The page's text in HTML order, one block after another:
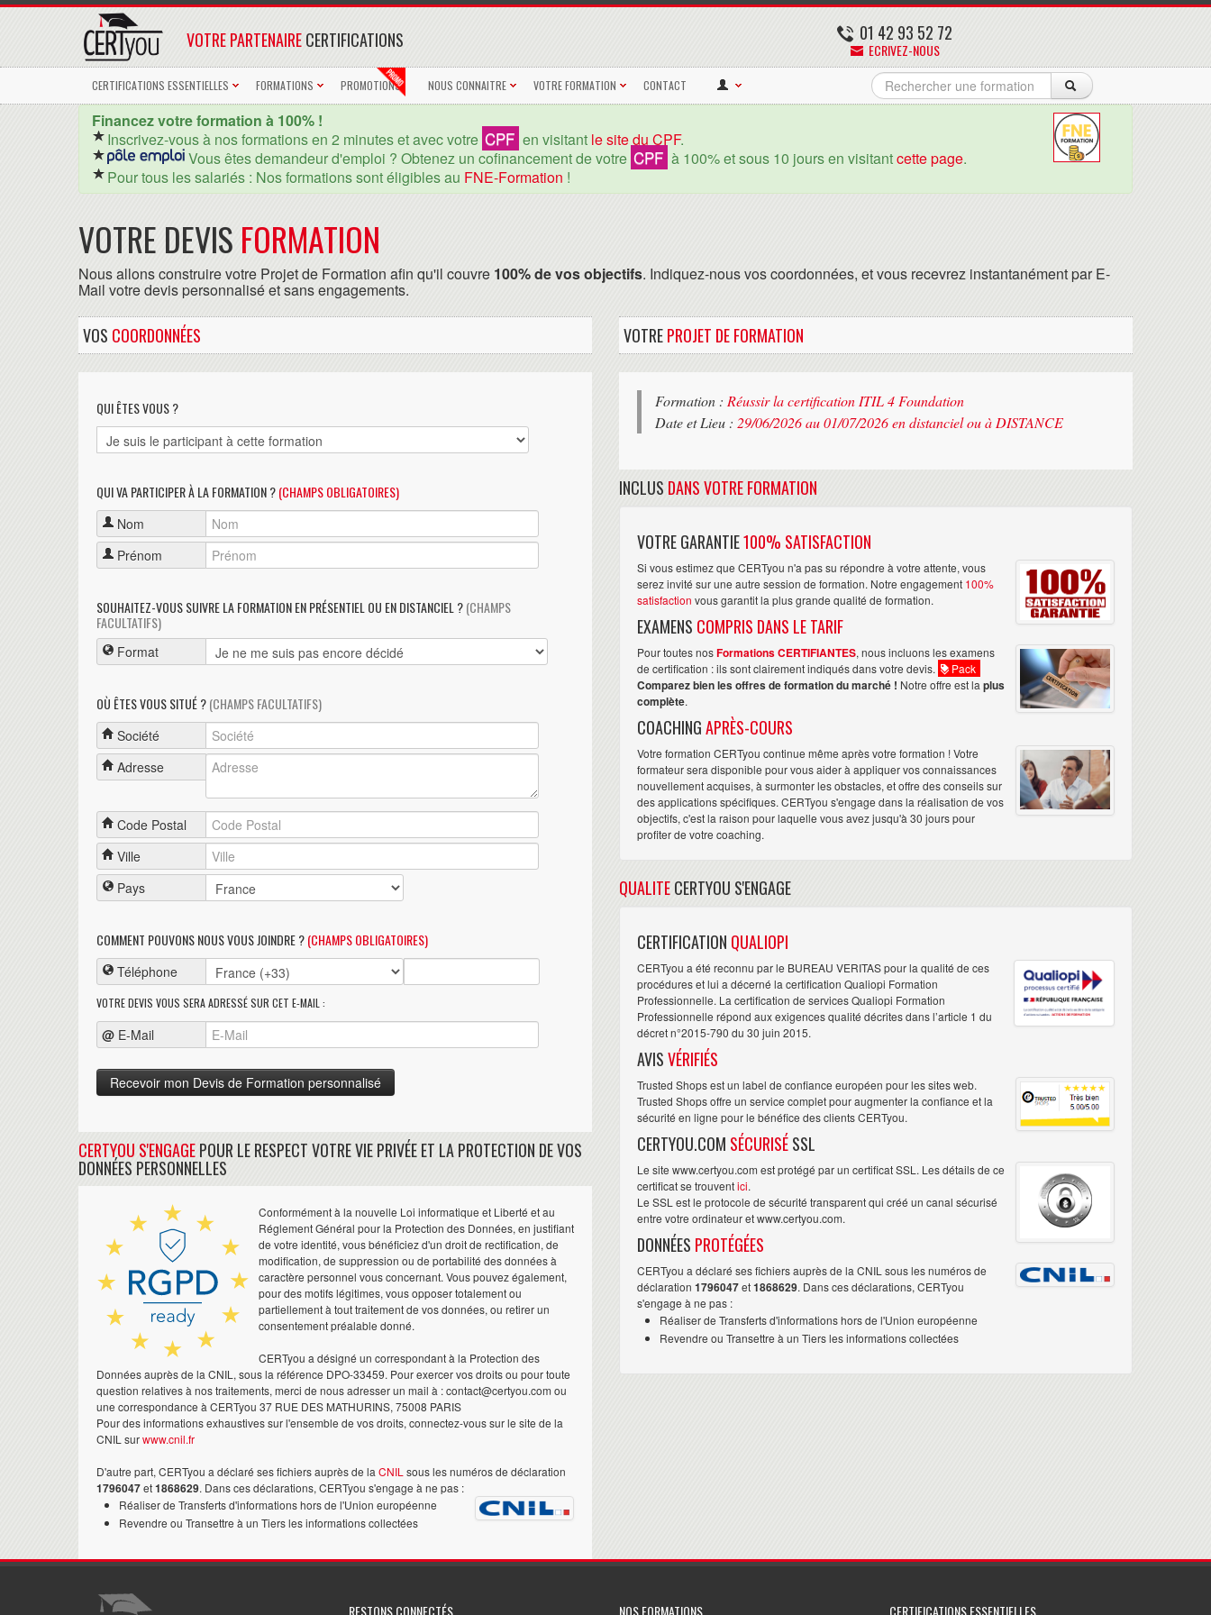
01 42 93 52 72
ECRIVEZ-NOUS
VOTRE PARTENAIRECERTIFICATIONS
CERTIFICATIONS ESSENTIELLES FORMATIONS PROMOTIONS NOUS CONNAITRE VOTRE FORMATION CONTACT
Financez votre formation à 100% !
Inscrivez-vous à nos formations en 2 minutes et avec votre CPF en visitant le site du CPF.
Vous êtes demandeur d'emploi ? Obtenez un cofinancement de votre CPF à 100% et sous 10 jours en visitantcette page.
Pour tous les salariés : Nos formations sont éligibles au FNE-Formation !
VOTRE DEVIS FORMATION
Nous allons construire votre Projet de Formation afin qu'il couvre 100% de vos objectifs. Indiquez-nous vos coordonnées, et vous recevrez instantanément par E-
Mail votre devis personnalisé et sans engagements.
VOS COORDONNÉES
QUI ÊTES VOUS ?
QUI VA PARTICIPER À LA FORMATION ?(CHAMPS OBLIGATOIRES)
Nom
Prénom
SOUHAITEZ-VOUS SUIVRE LA FORMATION EN PRÉSENTIEL OU EN DISTANCIEL ?(CHAMPS
FACULTATIFS)
Format
OÙ ÊTES VOUS SITUÉ ?(CHAMPS FACULTATIFS)
Société
Adresse
Code Postal
Ville
Pays
COMMENT POUVONS NOUS VOUS JOINDRE ?(CHAMPS OBLIGATOIRES)
Téléphone
VOTRE DEVIS VOUS SERA ADRESSÉ SUR CET E-MAIL :
@ E-Mail
CERTYOU S'ENGAGEPOUR LE RESPECT VOTRE VIE PRIVÉE ET LA PROTECTION DE VOS
DONNÉES PERSONNELLES
Conformément à la nouvelle Loi informatique et Liberté et au
Réglement Général pour la Protection des Données, en justifiant
de votre identité, vous bénéficiez d'un droit de rectification, de
modification, de suppression ou de portabilité des données à
caractère personnel vous concernant. Vous pouvez également,
pour des motifs légitimes, vous opposer totalement ou
partiellement à tout traitement de vos données, ou retirer un
consentement préalable donné.
CERTyou a désigné un correspondant à la Protection des
Données auprès de la CNIL, sous la référence DPO-33459. Pour exercer vos droits ou pour toute
question relatives à nos traitements, merci de nous adresser un mail à : contact@certyou.com ou
une correspondance à CERTyou 37 RUE DES MATHURINS, 75008 PARIS
Pour des informations exhaustives sur l'ensemble de vos droits, connectez-vous sur le site de la
CNIL surwww.cnil.fr
D'autre part, CERTyou a déclaré ses fichiers auprès de la CNIL sous les numéros de déclaration
1796047et1868629. Dans ces déclarations, CERTyou s'engage à ne pas :
Réaliser de Transferts d'informations hors de l'Union européenne
Revendre ou Transettre à un Tiers les informations collectées
VOTREPROJET DE FORMATION
Formation : Réussir la certification ITIL 4 Foundation
Date et Lieu : 29/06/2026 au 01/07/2026 en distanciel ou à DISTANCE
INCLUS DANS VOTRE FORMATION
VOTRE GARANTIE100% SATISFACTION
Si vous estimez que CERTyou n'a pas su répondre à votre attente, vous
serez invité sur une autre session de formation. Notre engagement 100%
satisfaction vous garantit la plus grande qualité de formation.
EXAMENS COMPRIS DANS LE TARIF
Pour toutes nosFormations CERTIFIANTES, nous incluons les examens
de certification : ils sont clairement indiqués dans votre devis.
Pack
Comparez bien les offres de formation du marché ! Notre offre est la plus
complète.
COACHINGAPRÈS-COURS
Votre formation CERTyou continue même après votre formation ! Votre
formateur sera disponible pour vous aider à appliquer vos connaissances
nouvellement acquises, à surmonter les obstacles, et offre des conseils sur
des applications spécifiques. CERTyou s'engage dans la réalisation de vos
objectifs, c'est la raison pour laquelle vous avez jusqu'à 30 jours pour
profiter de votre coaching.
QUALITECERTYOU S'ENGAGE
CERTIFICATION QUALIOPI
CERTyou a été reconnu par le BUREAU VERITAS pour la qualité de ces
procédures et lui a décerné la certification Qualiopi Formation
Professionnelle. La certification de services Qualiopi Formation
Professionnelle répond aux exigences qualité décrites dans l’article 1 du
décret n°2015-790 du 30 juin 2015.
AVISVÉRIFIÉS
Trusted Shops est un label de confiance européen pour les sites web.
Trusted Shops offre un service complet pour augmenter la confiance et la
sécurité en ligne pour le bénéfice des clients CERTyou.
CERTYOU.COM SÉCURISÉSSL
Le site www.certyou.com est protégé par un certificat SSL. Les détails de ce
certificat se trouventici.
Le SSL est le protocole de sécurité transparent qui créé un canal sécurisé
entre votre ordinateur et www.certyou.com.
DONNÉES PROTÉGÉES
CERTyou a déclaré ses fichiers auprès de la CNIL sous les numéros de
déclaration 1796047et1868629. Dans ces déclarations, CERTyou
s'engage à ne pas :
Réaliser de Transferts d'informations hors de l'Union européenne
Revendre ou Transettre à un Tiers les informations collectées
RESTONS CONNECTÉS NOS FORMATIONS CERTIFICATIONS ESSENTIELLES